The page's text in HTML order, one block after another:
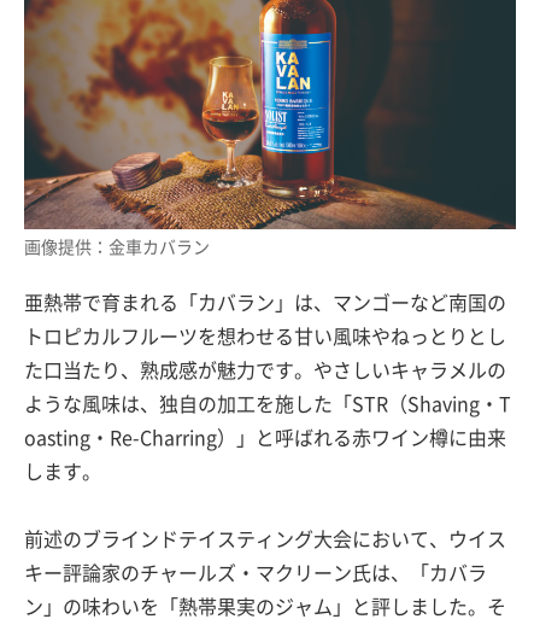
画像提供：金車カバラン
亜熱帯で育まれる「カバラン」は、マンゴーなど南国の
トロピカルフルーツを想わせる甘い風味やねっとりとし
た口当たり、熟成感が魅力です。やさしいキャラメルの
ような風味は、独自の加工を施した「STR（Shaving・T
oasting・Re-Charring）」と呼ばれる赤ワイン樽に由来
します。
前述のブラインドテイスティング大会において、ウイス
キー評論家のチャールズ・マクリーン氏は、「カバラ
ン」の味わいを「熱帯果実のジャム」と評しました。そ